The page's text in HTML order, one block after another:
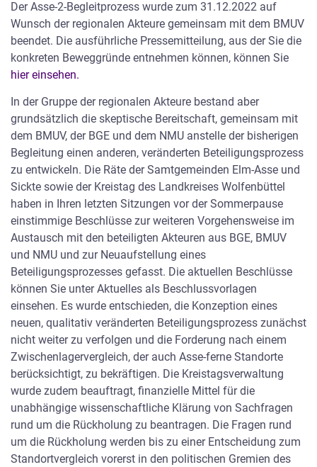
Rückholung nicht gefährden oder gar unmöglich machen.
Stefanie Nöthel, Vizepräsidentin des Bundes­amtes für
Strahlenschutz (BfS), versicherte: „Wir haben derzeit nicht
vor, Einlagerungskam­mern zu verfüllen. Vorher müssten wir
die möglichen negativen Auswirkungen für die Rück­holung
prüfen.“
Das BfS führte weiter aus: „Wir haben keine Pla­
nungsveränderungen für Notfälle vorge­nommen. Im Notfall
ist die Firstspaltverfüllung von Nicht-Einlagerungskammern
vorgesehen.“
Geplant sei aber Kammern oder Wege zu verfül­len, die für die
Rückholung nicht mehr ge­braucht werden. Dies komme der
Grubensicherheit zugute. Problem dabei: Ein detailliertes
Konzept zur Rückholung kann erst nach der Fakten­er­hebung
erfolgen.
Aufschluss darüber soll nach wie vor die Anbohrung der
Kammer 7 geben. Am Mittwoch, 4. April, steht für das BfS
der erste Abnahmetermin mit dem Landesamt für Bergbau,
Energie und Geologie (LBEG) vor der Kammer auf dem Plan.
Dies sei der Auftakt mehrerer Abnah­me­termine, so Nöthel.
Diese stellten dann den letzten Abschnitt der Vorbereitung
dar. Da­nach könne es losgehen. „Die Anbohrung hat bei uns
einen hohen Stellenwert. Die damit beschäftigten Mitar­beiter
des BfS und der Asse GmbH haben daher bis Mitte Mai eine
Ur­laubssperre“, erklärte Nöthel.
Der Asse-2-Begleitprozess wurde zum 31.12.2022 auf
Wunsch der regionalen Akteure gemeinsam mit dem BMUV
beendet. Die ausführliche Pressemitteilung, aus der Sie die
konkreten Beweggründe entnehmen können, können Sie
hier einsehen.
In der Gruppe der regionalen Akteure bestand aber
grundsätzlich die skeptische Bereitschaft, gemeinsam mit
dem BMUV, der BGE und dem NMU anstelle der bisherigen
Begleitung einen anderen, veränderten Beteiligungsprozess
zu entwickeln. Die Räte der Samtgemeinden Elm-Asse und
Sickte sowie der Kreistag des Landkreises Wolfenbüttel
haben in Ihren letzten Sitzungen vor der Sommerpause
einstimmige Beschlüsse zur weiteren Vorgehensweise im
Austausch mit den beteiligten Akteuren aus BGE, BMUV
und NMU und zur Neuaufstellung eines
Beteiligungsprozesses gefasst. Die aktuellen Beschlüsse
können Sie unter Aktuelles als Beschlussvorlagen
einsehen. Es wurde entschieden, die Konzeption eines
neuen, qualitativ veränderten Beteiligungsprozess zunächst
nicht weiter zu verfolgen und die Forderung nach einem
Zwischenlagervergleich, der auch Asse-ferne Standorte
berücksichtigt, zu bekräftigen. Die Kreistagsverwaltung
wurde zudem beauftragt, finanzielle Mittel für die
unabhängige wissenschaftliche Klärung von Sachfragen
rund um die Rückholung zu beantragen. Die Fragen rund
um die Rückholung werden bis zu einer Entscheidung zum
Standortvergleich vorerst in den politischen Gremien des